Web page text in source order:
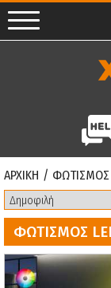
ΑΡΧΙΚΗ / ΦΩΤΙΣΜΟΣ
ΦΩΤΙΣΜΟΣ